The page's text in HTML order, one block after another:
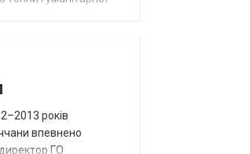
років
впевнено
ГО